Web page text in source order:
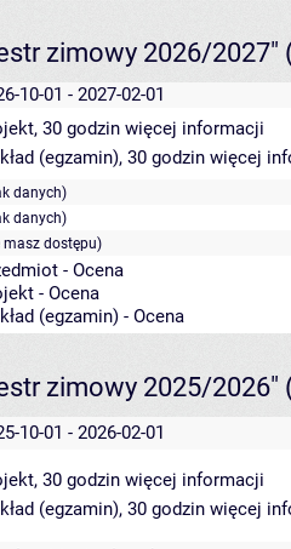
zimowy 2026/2027"
10-01 - 2027-02-01
30 godzin więcej informacji
(egzamin), 30 godzin więcej
danych)
danych)
masz dostępu)
- Ocena
- Ocena
(egzamin) - Ocena
zimowy 2025/2026"
10-01 - 2026-02-01
30 godzin więcej informacji
(egzamin), 30 godzin więcej